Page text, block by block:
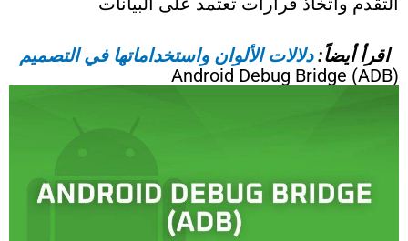
اقرأ أيضاً:دلالات الألوان واستخداماتها في التصميم
Android Debug Bridge (ADB)